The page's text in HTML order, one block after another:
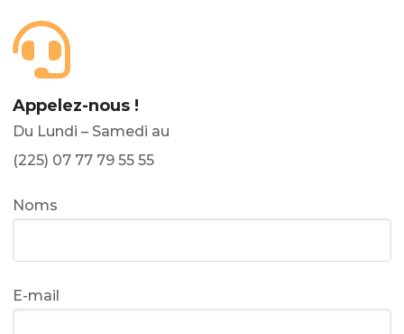
Appelez-nous !
Du Lundi – Samedi au
(225) 07 77 79 55 55
Noms
E-mail